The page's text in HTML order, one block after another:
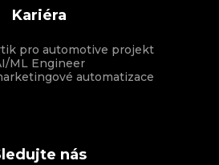
Kariéra
pro automotive projekt
ML Engineer
automatizace
nás